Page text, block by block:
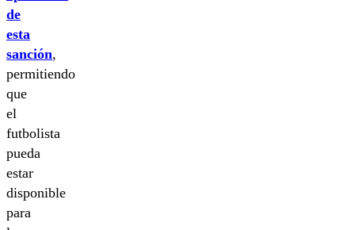
de
esta
sanción,
permitiendo
que
el
futbolista
pueda
estar
disponible
para